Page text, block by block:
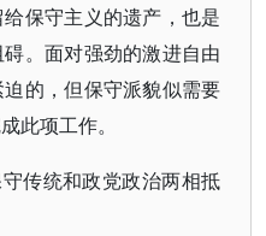
保守主义的遗产，也是
。面对强劲的激进自由
的，但保守派貌似需要
此项工作。
传统和政党政治两相抵